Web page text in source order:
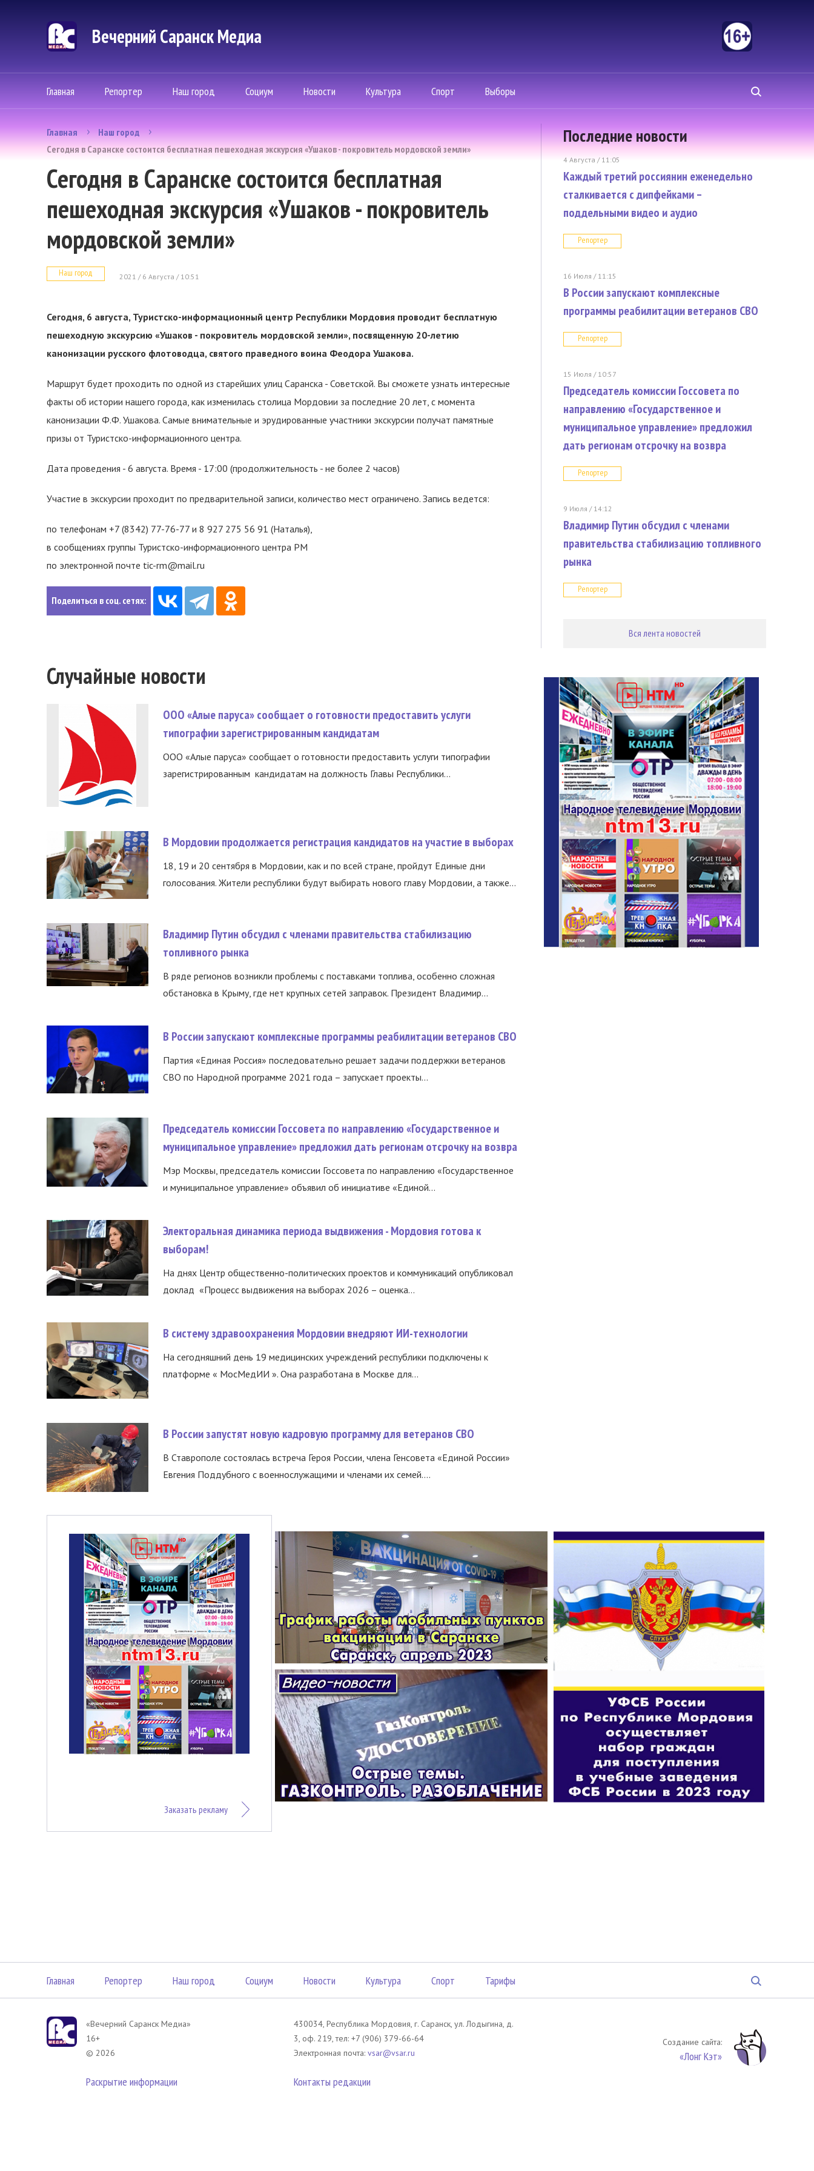
Вечерний Саранск Mедиа
Главная Репортер Наш город Социум Новости Культура Спорт Выборы
Главная
Наш город
Сегодня в Саранске состоится бесплатная пешеходная экскурсия «Ушаков - покровитель мордовской земли»
Сегодня в Саранске состоится бесплатная
пешеходная экскурсия «Ушаков - покровитель
мордовской земли»
Наш город 2021 / 6 Августа / 10:51
Сегодня, 6 августа, Туристско-информационный центр Республики Мордовия проводит бесплатную
пешеходную экскурсию «Ушаков - покровитель мордовской земли», посвященную 20-летию
канонизации русского флотоводца, святого праведного воина Феодора Ушакова.
Маршрут будет проходить по одной из старейших улиц Саранска - Советской. Вы сможете узнать интересные
факты об истории нашего города, как изменилась столица Мордовии за последние 20 лет, с момента
канонизации Ф.Ф. Ушакова. Самые внимательные и эрудированные участники экскурсии получат памятные
призы от Туристско-информационного центра.
Дата проведения - 6 августа. Время - 17:00 (продолжительность - не более 2 часов)
Участие в экскурсии проходит по предварительной записи, количество мест ограничено. Запись ведется:
по телефонам +7 (8342) 77-76-77 и 8 927 275 56 91 (Наталья),
в сообщениях группы Туристско-информационного центра РМ
по электронной почте tic-rm@mail.ru
Поделиться в соц. сетях:
Случайные новости
ООО «Алые паруса» сообщает о готовности предоставить услуги
типографии зарегистрированным кандидатам
ООО «Алые паруса» сообщает о готовности предоставить услуги типографии
зарегистрированным кандидатам на должность Главы Республики...
В Мордовии продолжается регистрация кандидатов на участие в выборах
18, 19 и 20 сентября в Мордовии, как и по всей стране, пройдут Единые дни
голосования. Жители республики будут выбирать нового главу Мордовии, а также...
Владимир Путин обсудил с членами правительства стабилизацию
топливного рынка
В ряде регионов возникли проблемы с поставками топлива, особенно сложная
обстановка в Крыму, где нет крупных сетей заправок. Президент Владимир...
В России запускают комплексные программы реабилитации ветеранов СВО
Партия «Единая Россия» последовательно решает задачи поддержки ветеранов
СВО по Народной программе 2021 года – запускает проекты...
Председатель комиссии Госсовета по направлению «Государственное и
муниципальное управление» предложил дать регионам отсрочку на возвра
Мэр Москвы, председатель комиссии Госсовета по направлению «Государственное
и муниципальное управление» объявил об инициативе «Единой...
Электоральная динамика периода выдвижения - Мордовия готова к
выборам!
На днях Центр общественно-политических проектов и коммуникаций опубликовал
доклад «Процесс выдвижения на выборах 2026 – оценка...
В систему здравоохранения Мордовии внедряют ИИ-технологии
На сегодняшний день 19 медицинских учреждений республики подключены к
платформе « МосМедИИ ». Она разработана в Москве для...
В России запустят новую кадровую программу для ветеранов СВО
В Ставрополе состоялась встреча Героя России, члена Генсовета «Единой России»
Евгения Поддубного с военнослужащими и членами их семей....
Последние новости
4 Августа / 11:05
Каждый третий россиянин еженедельно
сталкивается с дипфейками –
поддельными видео и аудио
Репортер
16 Июля / 11:15
В России запускают комплексные
программы реабилитации ветеранов СВО
Репортер
15 Июля / 10:57
Председатель комиссии Госсовета по
направлению «Государственное и
муниципальное управление» предложил
дать регионам отсрочку на возвра
Репортер
9 Июля / 14:12
Владимир Путин обсудил с членами
правительства стабилизацию топливного
рынка
Репортер
Вся лента новостей
Заказать рекламу
Главная Репортер Наш город Социум Новости Культура Спорт Тарифы
«Вечерний Саранск Mедиа»
16+
© 2026
Раскрытие информации
430034, Республика Мордовия, г. Саранск, ул. Лодыгина, д.
3, оф. 219, тел: +7 (906) 379-66-64
Электронная почта: vsar@vsar.ru
Контакты редакции
Создание сайта:
«Лонг Кэт»